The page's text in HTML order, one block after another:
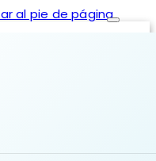
al pie de página